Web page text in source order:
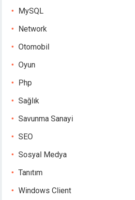
MySQL
Network
Otomobil
Oyun
Php
Sağlık
Savunma Sanayi
SEO
Sosyal Medya
Tanıtım
Windows Client